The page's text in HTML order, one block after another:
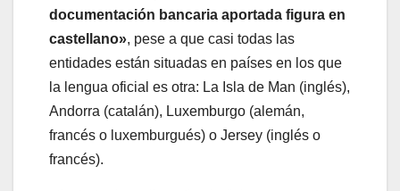
documentación bancaria aportada figura en
castellano», pese a que casi todas las
entidades están situadas en países en los que
la lengua oficial es otra: La Isla de Man (inglés),
Andorra (catalán), Luxemburgo (alemán,
francés o luxemburgués) o Jersey (inglés o
francés).